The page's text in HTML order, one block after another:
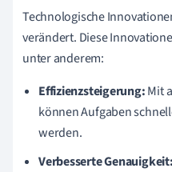
Technologische
verändert. Diese
unter anderem:
Effizienzsteigerung:Mit
können Aufgaben
werden.
Verbesserte Genauigkeit: